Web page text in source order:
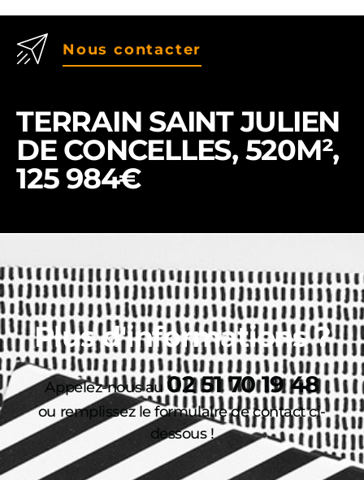
Nous contacter
TERRAIN SAINT JULIEN
DE CONCELLES, 520M²,
125 984€
Plus d'informations ?
Appelez-nous au02 51 70 19 48
ou remplissez le formulaire de contact ci-
dessous !